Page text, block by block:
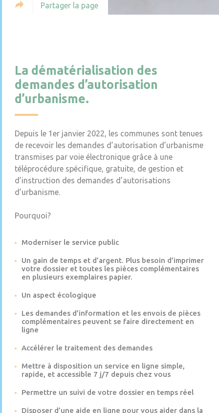
Partager la page
La dématérialisation des
demandes d’autorisation
d’urbanisme.
Depuis le 1er janvier 2022, les communes sont tenues
de recevoir les demandes d’autorisation d’urbanisme
transmises par voie électronique grâce à une
téléprocédure spécifique, gratuite, de gestion et
d’instruction des demandes d’autorisations
d’urbanisme.
Pourquoi?
Moderniser le service public
Un gain de temps et d’argent. Plus besoin d’imprimer
votre dossier et toutes les pièces complémentaires
en plusieurs exemplaires papier.
Un aspect écologique
Les demandes d’information et les envois de pièces
complémentaires peuvent se faire directement en
ligne
Accélérer le traitement des demandes
Mettre à disposition un service en ligne simple,
rapide, et accessible 7 j/7 depuis chez vous
Permettre un suivi de votre dossier en temps réel
Disposer d’une aide en ligne pour vous aider dans la